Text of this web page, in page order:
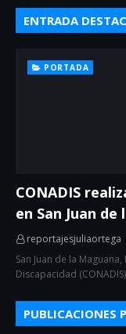
ENTRADA
PORTADA
CONADIS
en San Juan de
reportajesjuliaortega
San Juan de la
Discapacidad
PUBLICACIONES